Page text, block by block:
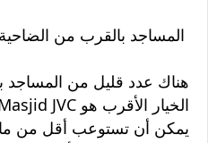
المساجد بالقرب من الضاحية 10
يمكن أن تستوعب أقل من